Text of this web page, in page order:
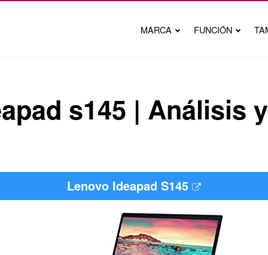
MARCA FUNCIÓN
s145 | Análisis
Lenovo Ideapad S145